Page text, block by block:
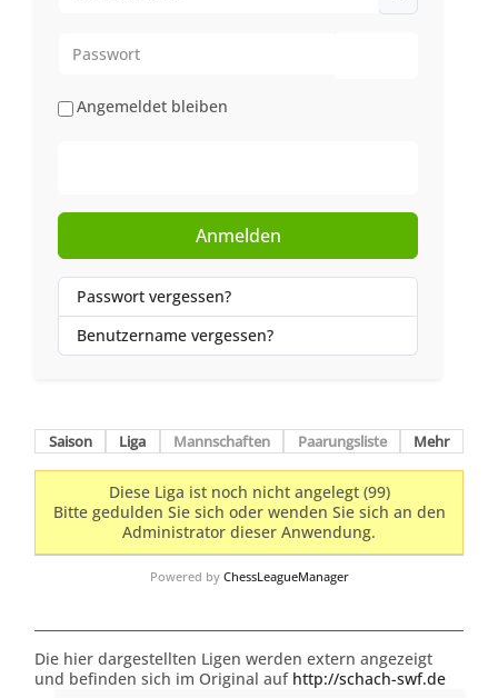
Angemeldet bleiben
Anmelden
Passwort vergessen?
Benutzername vergessen?
Saison Liga Mannschaften Paarungsliste Mehr
Diese Liga ist noch nicht angelegt (99)
Bitte gedulden Sie sich oder wenden Sie sich an den
Administrator dieser Anwendung.
Powered by ChessLeagueManager
Die hier dargestellten Ligen werden extern angezeigt
und befinden sich im Original auf http://schach-swf.de